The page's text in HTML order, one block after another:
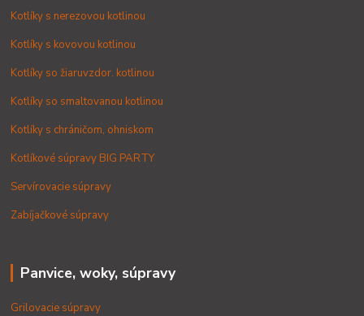
Kotlíky s nerezovou kotlinou
Kotlíky s kovovou kotlinou
Kotlíky so žiaruvzdor. kotlinou
Kotlíky so smaltovanou kotlinou
Kotlíky s chráničom, ohniskom
Kotlíkové súpravy BIG PARTY
Servírovacie súpravy
Zabíjačkové súpravy
Panvice, woky, súpravy
Grilovacie súpravy